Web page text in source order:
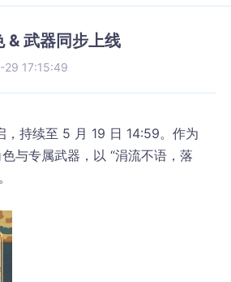
& 武器同步上线
29 17:15:49
持续至 5 月 19 日 14:59。作为
与专属武器，以 “涓流不语，落